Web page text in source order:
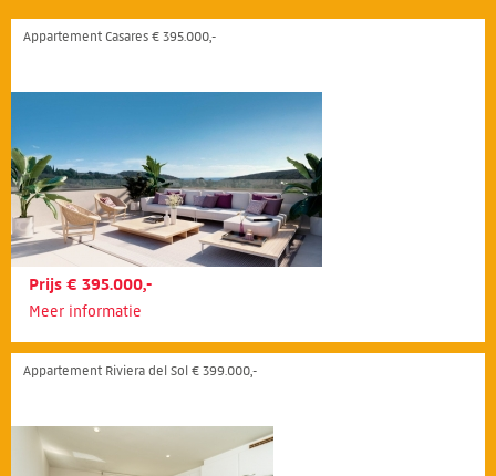
Appartement Casares € 395.000,-
Prijs € 395.000,-
Meer informatie
Appartement Riviera del Sol € 399.000,-